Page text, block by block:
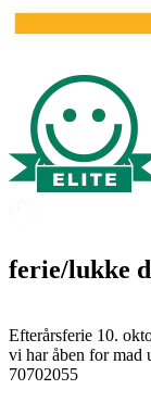
ferie/lukke
Efterårsferie 10.
vi har åben for mad
70702055